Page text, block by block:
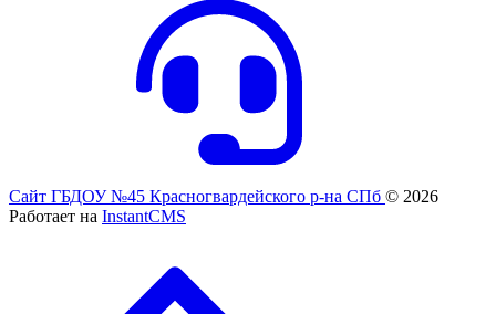
Сайт ГБДОУ №45 Красногвардейского р-на СПб © 2026
Работает на InstantCMS